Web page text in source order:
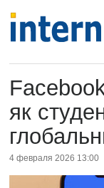
як
4 февраля 2026 13:00